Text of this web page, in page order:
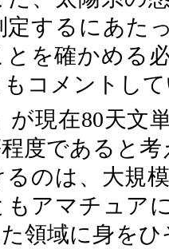
定するにあた
を確かめる
コメントし
が現在80天文
度であると
るのは、大規
アマチュア
た領域に身を